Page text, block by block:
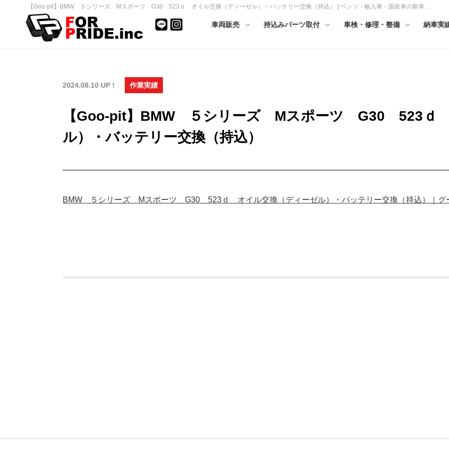
【Goo-pit】BMW ５シリーズ Mスポーツ G30 523ｄ オイル交換（ディーゼル）・バッテリー交換（持込） | ベンツ・輸入車・国産車の新車…
車両販売 持込みパーツ取付 車検・修理・整備 納車実
2024.08.10 UP ! 作業実績
【Goo-pit】BMW ５シリーズ Mスポーツ G30 523ｄ
ル）・バッテリー交換（持込）
BMW ５シリーズ Mスポーツ G30 523ｄ オイル交換（ディーゼル）・バッテリー交換（持込）｜グ